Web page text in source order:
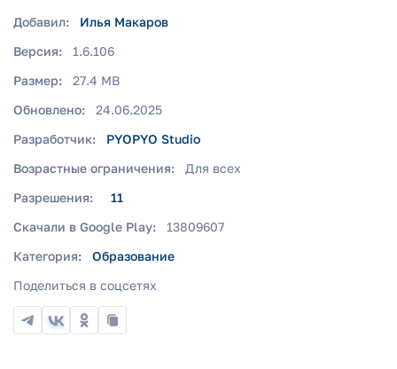
Добавил:
Илья Макаров
Версия:
1.6.106
Размер:
27.4 MB
Обновлено:
24.06.2025
Разработчик:
PYOPYO Studio
Возрастные ограничения:
Для всех
Разрешения:
11
Скачали в Google Play:
13809607
Категория:
Образование
Поделиться в соцсетях